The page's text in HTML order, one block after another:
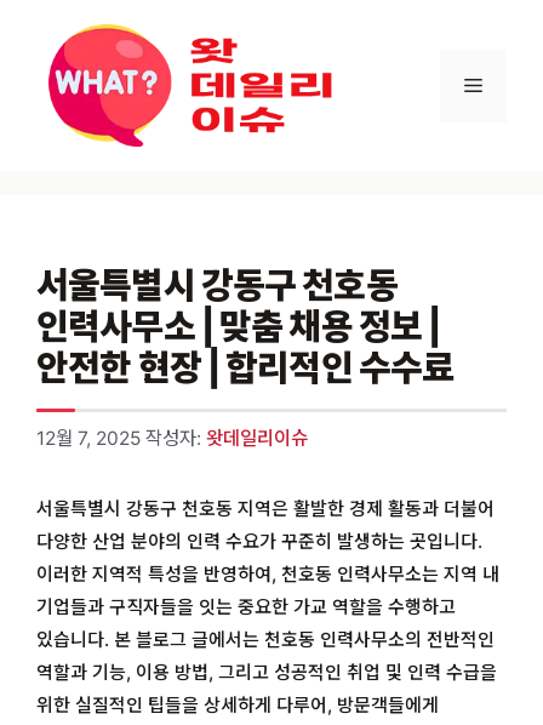
건너뛰기
메뉴
서울특별시 강동구 천호동
인력사무소 | 맞춤 채용 정보 |
안전한 현장 | 합리적인 수수료
12월 7, 2025 작성자: 왓데일리이슈
서울특별시 강동구 천호동 지역은 활발한 경제 활동과 더불어
다양한 산업 분야의 인력 수요가 꾸준히 발생하는 곳입니다.
이러한 지역적 특성을 반영하여, 천호동 인력사무소는 지역 내
기업들과 구직자들을 잇는 중요한 가교 역할을 수행하고
있습니다. 본 블로그 글에서는 천호동 인력사무소의 전반적인
역할과 기능, 이용 방법, 그리고 성공적인 취업 및 인력 수급을
위한 실질적인 팁들을 상세하게 다루어, 방문객들에게